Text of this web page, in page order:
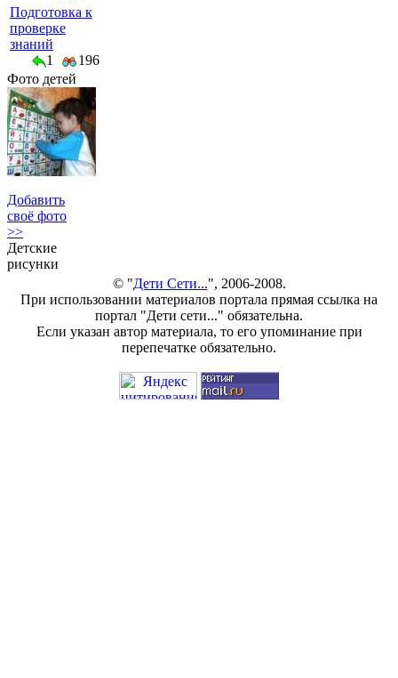
Подготовка к
проверке
знаний
1
196
Фото детей
Добавить
своё фото
>>
Детские
рисунки
© "Дети Сети...", 2006-2008.
При использовании материалов портала прямая ссылка на
портал "Дети сети..." обязательна.
Если указан автор материала, то его упоминание при
перепечатке обязательно.